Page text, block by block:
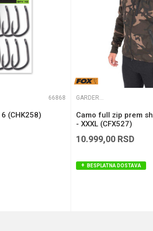
66868
(CHK258)
GARDEROBA
Camo full zip prem
- XXXL (CFX527)
10.999,00 RSD
BESPLATNA DOSTAVA